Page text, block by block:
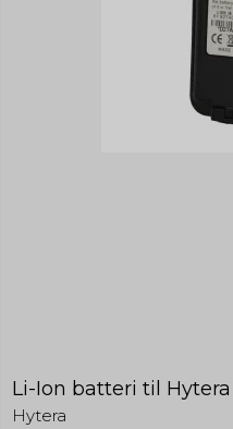
Li-Ion batteri til
Hytera